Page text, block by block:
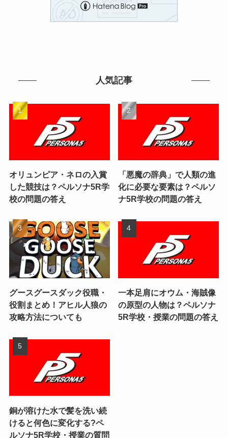
人気記事
オリュンピア・ネロの入賞
した競技は？ペルソナ5R学
校の問題の答え
「悪魔の辞典」で人類の進
化に必要な要素は？ペルソ
ナ5R学校の問題の答え
グースグースダック役職・
役割まとめ！アヒル人狼の
攻略方法についても
一本足肩にオウム・海賊像
の原型の人物は？ペルソナ
5R学校・授業の問題の答え
銅が溶けた水で髪を洗い続
けると何色に変化する?ペ
ルソナ5R学校・授業の質問